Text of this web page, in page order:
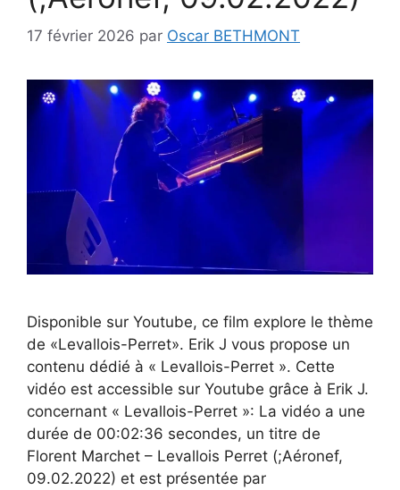
17 février 2026 par Oscar BETHMONT
Disponible sur Youtube, ce film explore le thème
de «Levallois-Perret». Erik J vous propose un
contenu dédié à « Levallois-Perret ». Cette
vidéo est accessible sur Youtube grâce à Erik J.
concernant « Levallois-Perret »: La vidéo a une
durée de 00:02:36 secondes, un titre de
Florent Marchet – Levallois Perret (;Aéronef,
09.02.2022) et est présentée par